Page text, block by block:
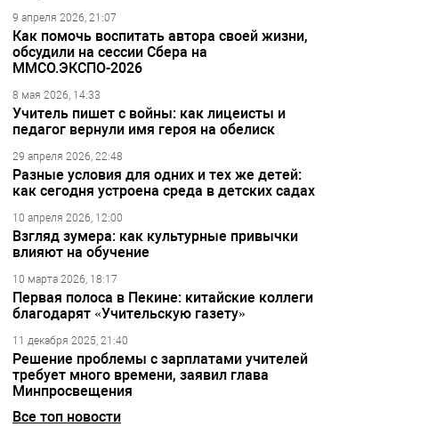
9 апреля 2026, 21:07
Как помочь воспитать автора своей жизни,
обсудили на сессии Сбера на
ММСО.ЭКСПО-2026
8 мая 2026, 14:33
Учитель пишет с войны: как лицеисты и
педагог вернули имя героя на обелиск
29 апреля 2026, 22:48
Разные условия для одних и тех же детей:
как сегодня устроена среда в детских садах
10 апреля 2026, 12:00
Взгляд зумера: как культурные привычки
влияют на обучение
10 марта 2026, 18:17
Первая полоса в Пекине: китайские коллеги
благодарят «Учительскую газету»
11 декабря 2025, 21:40
Решение проблемы с зарплатами учителей
требует много времени, заявил глава
Минпросвещения
Все топ новости